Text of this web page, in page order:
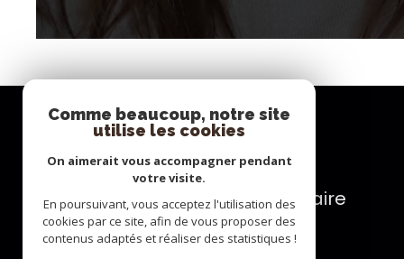
Se connecter
espace propriétaire
Comme beaucoup, notre site
utilise les cookies
On aimerait vous accompagner pendant
votre visite.
En poursuivant, vous acceptez l'utilisation des
cookies par ce site, afin de vous proposer des
contenus adaptés et réaliser des statistiques !